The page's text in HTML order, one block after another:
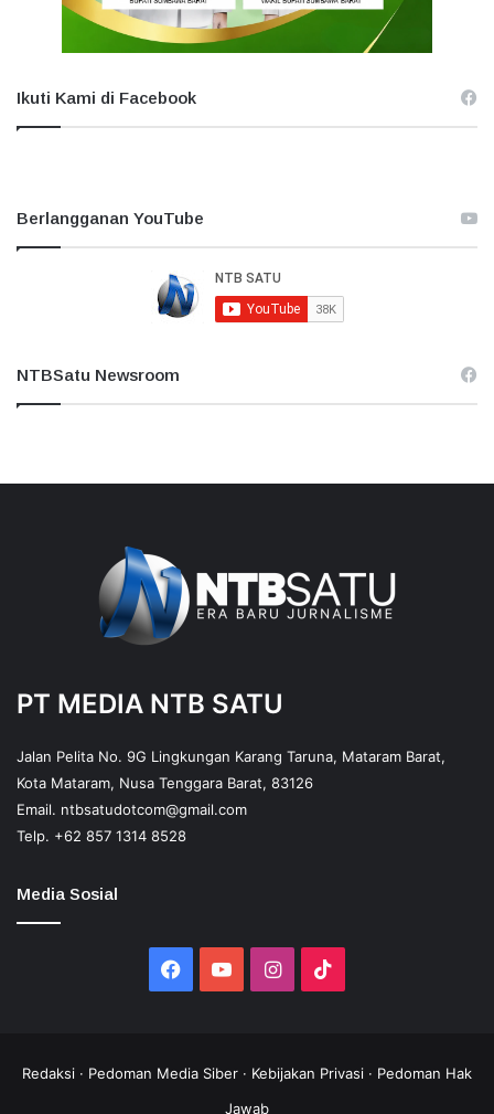
Ikuti Kami di Facebook
Berlangganan YouTube
NTBSatu Newsroom
PT MEDIA NTB SATU
Jalan Pelita No. 9G Lingkungan Karang Taruna, Mataram Barat,
Kota Mataram, Nusa Tenggara Barat, 83126
Email. ntbsatudotcom@gmail.com
Telp. +62 857 1314 8528
Media Sosial
Facebook
YouTubeInstagram
Redaksi · Pedoman Media Siber · Kebijakan Privasi · Pedoman Hak
Jawab